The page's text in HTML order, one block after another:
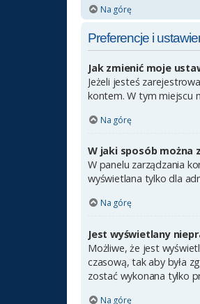
Na górę
Preferencje i
Jak zmienić moje
Jeżeli jesteś
kontem. W tym miejscu
Na górę
W jaki sposób można
W panelu zarządzania
wyświetlana tylko dla
Na górę
Jest wyświetlany
Możliwe, że jest
czasową, tak aby była
zostać wykonana tylko
Na górę